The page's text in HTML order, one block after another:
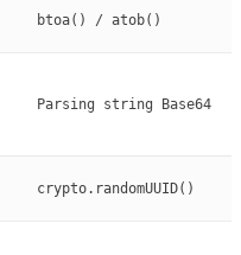
btoa() / atob()
Parsing string Base64
crypto.randomUUID()